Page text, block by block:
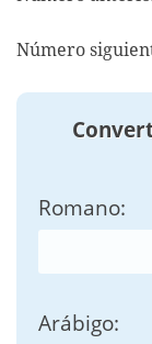
Número
Romano:
Arábigo: